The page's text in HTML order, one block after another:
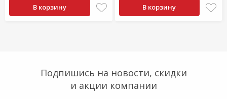
В корзину В корзину
Подпишись на новости, скидки
и акции компании